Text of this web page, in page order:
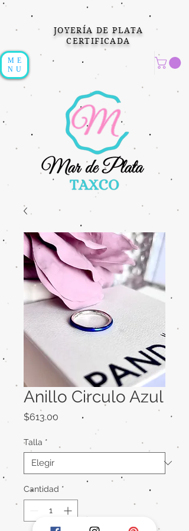
JOYERÍA DE PLATA
CERTIFICADA
ME
NU
Anillo Circulo Azul
$613.00 Precio
Talla *
Cantidad *